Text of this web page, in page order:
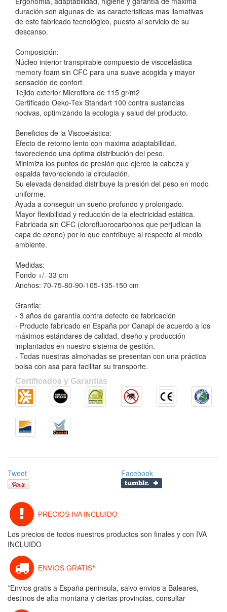
duración son algunas de las caracteristicas mas llamativas
de este fabricado tecnológico, puesto al servicio de su
descanso.
Composición:
Núcleo interior transpirable compuesto de viscoelástica
memory foam sin CFC para una suave acogida y mayor
sensación de confort.
Tejido exterior Microfibra de 115 gr/m2
Certificado Oeko-Tex Standart 100 contra sustancias
nocivas, optimizando la ecologia y salud del producto.
Beneficios de la Viscoelástica:
Efecto de retorno lento con maxima adaptabilidad,
favoreciendo una óptima distribución del peso.
Minimiza los puntos de presión que ejerce la cabeza y
espalda favoreciendo la circulación.
Su elevada densidad distribuye la presión del peso en modo
uniforme.
Ayuda a conseguir un sueño profundo y prolongado.
Mayor flexibilidad y reducción de la electricidad estática.
Fabricada sin CFC (clorofluorocarbonos que perjudican la
capa de ozono) por lo que contribuye al respecto al medio
ambiente.
Medidas:
Fondo +/- 33 cm
Anchos: 70-75-80-90-105-135-150 cm
Grantia:
- 3 años de garantía contra defecto de fabricación
- Producto fabricado en España por Canapi de acuerdo a los
máximos estándares de calidad, diseño y producción
implantados en nuestro sistema de gestión.
- Todas nuestras almohadas se presentan con una práctica
bolsa con asa para facilitar su transporte.
Certificados y Garantias
Tweet Facebook
PRECIOS IVA INCLUIDO
Los precios de todos nuestros productos son finales y con IVA
INCLUIDO
ENVIOS GRATIS*
*Envios gratis a España peninsula, salvo envios a Baleares,
destinos de alta montaña y ciertas provincias, consultar